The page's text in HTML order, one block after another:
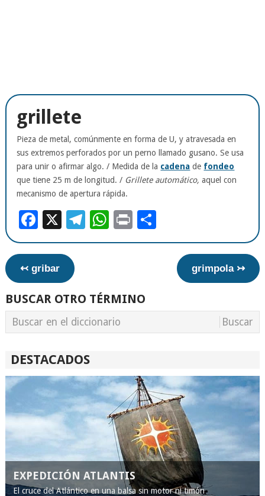
grillete
Pieza de metal, comúnmente en forma de U, y atravesada en
sus extremos perforados por un perno llamado gusano. Se usa
para unir o afirmar algo. / Medida de la cadena de fondeo
que tiene 25 m de longitud. / Grillete automático, aquel con
mecanismo de apertura rápida.
Facebook
X Telegram
WhatsApp
Print
↢ gribar grimpola ↣
BUSCAR OTRO TÉRMINO
DESTACADOS
EXPEDICIÓN ATLANTIS
El cruce del Atlántico en una balsa sin motor ni timón